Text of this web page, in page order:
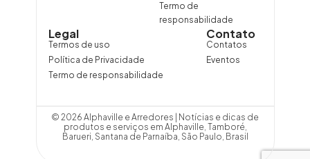
Termo de
responsabilidade
Contato
Contatos
Eventos
Legal
Termos de uso
Política de Privacidade
Termo de responsabilidade
© 2026 Alphaville e Arredores | Notícias e dicas de
produtos e serviços em Alphaville, Tamboré,
Barueri, Santana de Parnaíba, São Paulo, Brasil